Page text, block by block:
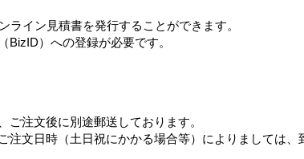
イン見積書を発行することができます。
）への登録が必要です。
ご注文後に別途郵送しております。
注文日時（土日祝にかかる場合等）によりましては、